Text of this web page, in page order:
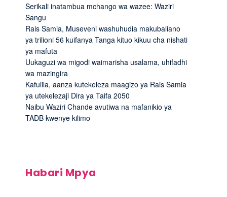
Serikali inatambua mchango wa wazee: Waziri
Sangu
Rais Samia, Museveni washuhudia makubaliano
ya trilioni 56 kuifanya Tanga kituo kikuu cha nishati
ya mafuta
Uukaguzi wa migodi waimarisha usalama, uhifadhi
wa mazingira
Kafulila, aanza kutekeleza maagizo ya Rais Samia
ya utekelezaji Dira ya Taifa 2050
Naibu Waziri Chande avutiwa na mafanikio ya
TADB kwenye kilimo
Habari Mpya